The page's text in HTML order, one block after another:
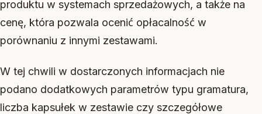
produktu w systemach sprzedażowych, a także na
cenę, która pozwala ocenić opłacalność w
porównaniu z innymi zestawami.
W tej chwili w dostarczonych informacjach nie
podano dodatkowych parametrów typu gramatura,
liczba kapsułek w zestawie czy szczegółowe